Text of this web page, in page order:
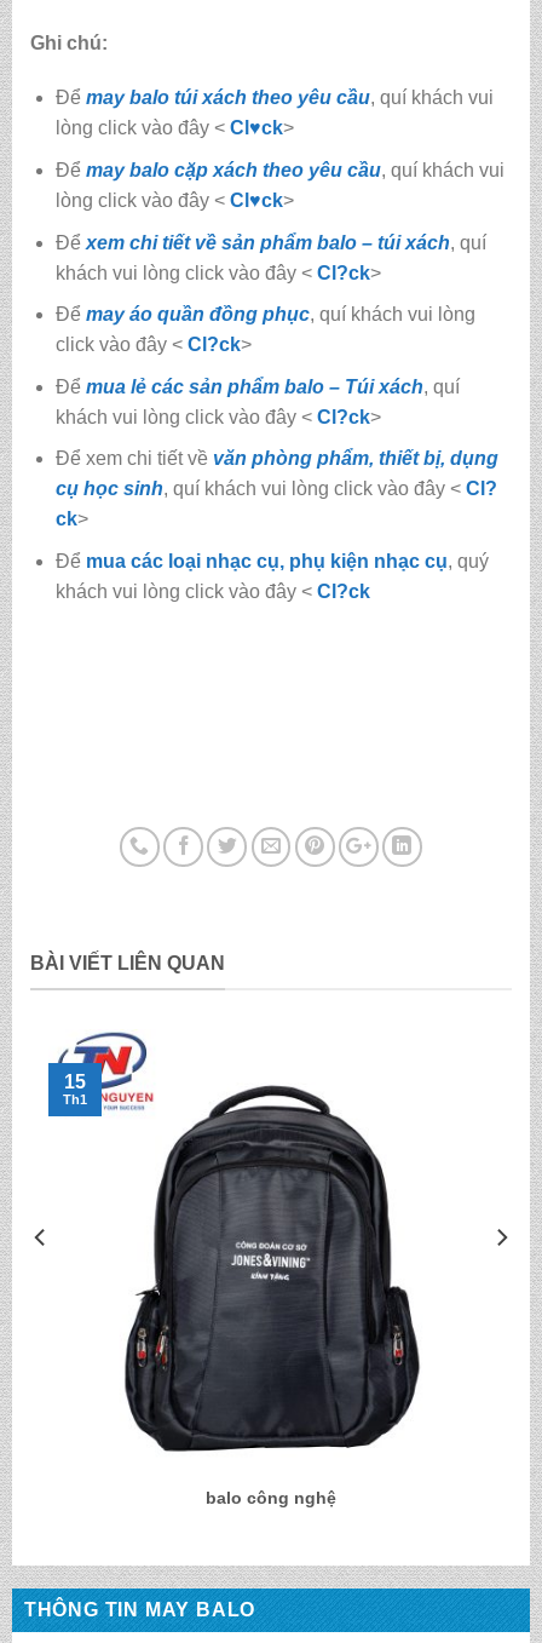
THÔNG TIN MAY BALO
Ghi chú:
Để may balo túi xách theo yêu cầu, quí khách vui
lòng click vào đây < Cl♥ck>
Để may balo cặp xách theo yêu cầu, quí khách vui
lòng click vào đây < Cl♥ck>
Để xem chi tiết về sản phẩm balo – túi xách, quí
khách vui lòng click vào đây < Cl?ck>
Để may áo quần đồng phục, quí khách vui lòng
click vào đây < Cl?ck>
Để mua lẻ các sản phẩm balo – Túi xách, quí
khách vui lòng click vào đây < Cl?ck>
Để xem chi tiết về văn phòng phẩm, thiết bị, dụng
cụ học sinh, quí khách vui lòng click vào đây < Cl?
ck>
Để mua các loại nhạc cụ, phụ kiện nhạc cụ, quý
khách vui lòng click vào đây < Cl?ck
BÀI VIẾT LIÊN QUAN
balo công nghệ
15
Th1